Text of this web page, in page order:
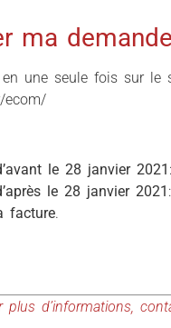
ma
une seule fois sur le
ecom/
le 28 janvier 2021
le 28 janvier 2021
facture.
plus d’informations,